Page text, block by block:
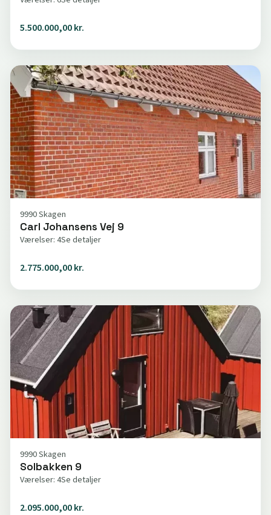
5.500.000,00 kr.
9990 Skagen
Carl Johansens Vej 9
Værelser: 4Se detaljer
2.775.000,00 kr.
9990 Skagen
Solbakken 9
Værelser: 4Se detaljer
2.095.000,00 kr.